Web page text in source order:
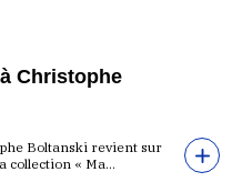
Christophe
Boltanski revient sur
collection « Ma…